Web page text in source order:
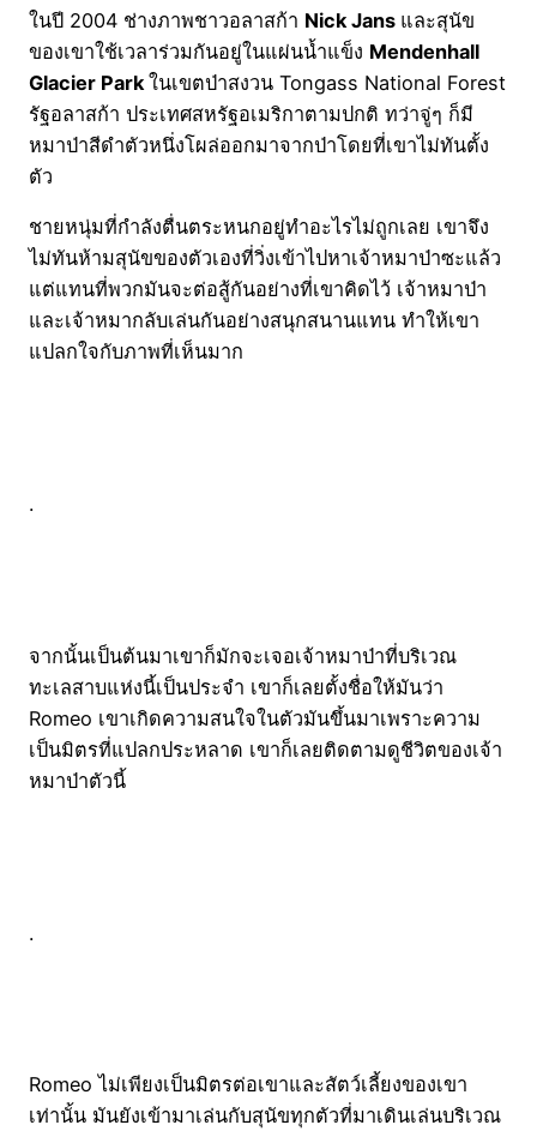
ในปี 2004 ช่างภาพชาวอลาสก้า Nick Jans และสุนัข
ของเขาใช้เวลาร่วมกันอยู่ในแผ่นน้ำแข็ง Mendenhall
Glacier Park ในเขตป่าสงวน Tongass National Forest
รัฐอลาสก้า ประเทศสหรัฐอเมริกาตามปกติ ทว่าจู่ๆ ก็มี
หมาป่าสีดำตัวหนึ่งโผล่ออกมาจากป่าโดยที่เขาไม่ทันตั้ง
ตัว
ชายหนุ่มที่กำลังตื่นตระหนกอยู่ทำอะไรไม่ถูกเลย เขาจึง
ไม่ทันห้ามสุนัขของตัวเองที่วิ่งเข้าไปหาเจ้าหมาป่าซะแล้ว
แต่แทนที่พวกมันจะต่อสู้กันอย่างที่เขาคิดไว้ เจ้าหมาป่า
และเจ้าหมากลับเล่นกันอย่างสนุกสนานแทน ทำให้เขา
แปลกใจกับภาพที่เห็นมาก
.
จากนั้นเป็นต้นมาเขาก็มักจะเจอเจ้าหมาป่าที่บริเวณ
ทะเลสาบแห่งนี้เป็นประจำ เขาก็เลยตั้งชื่อให้มันว่า
Romeo เขาเกิดความสนใจในตัวมันขึ้นมาเพราะความ
เป็นมิตรที่แปลกประหลาด เขาก็เลยติดตามดูชีวิตของเจ้า
หมาป่าตัวนี้
.
Romeo ไม่เพียงเป็นมิตรต่อเขาและสัตว์เลี้ยงของเขา
เท่านั้น มันยังเข้ามาเล่นกับสุนัขทุกตัวที่มาเดินเล่นบริเวณ